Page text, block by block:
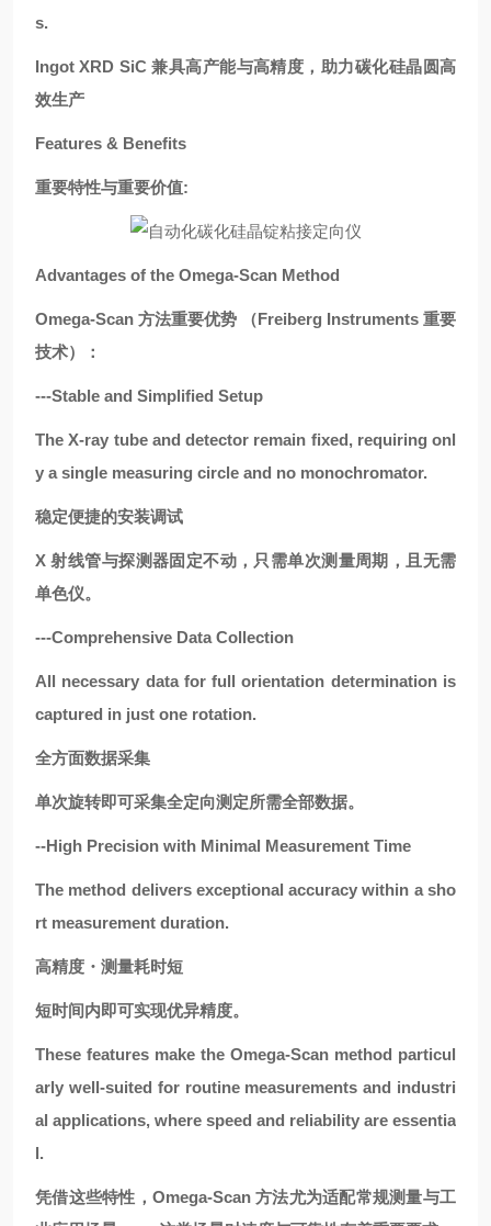
s.
Ingot XRD SiC 兼具高产能与高精度，助力碳化硅晶圆高
效生产
Features & Benefits
重要特性与重要价值:
Advantages of the Omega-Scan Method
Omega-Scan 方法重要优势 （Freiberg Instruments 重要
技术）：
---Stable and Simplified Setup
The X-ray tube and detector remain fixed, requiring onl
y a single measuring circle and no monochromator.
稳定便捷的安装调试
X 射线管与探测器固定不动，只需单次测量周期，且无需
单色仪。
---Comprehensive Data Collection
All necessary data for full orientation determination is
captured in just one rotation.
全方面数据采集
单次旋转即可采集全定向测定所需全部数据。
--High Precision with Minimal Measurement Time
The method delivers exceptional accuracy within a sho
rt measurement duration.
高精度 ・ 测量耗时短
短时间内即可实现优异精度。
These features make the Omega-Scan method particul
arly well-suited for routine measurements and industri
al applications, where speed and reliability are essentia
l.
凭借这些特性，Omega-Scan 方法尤为适配常规测量与工